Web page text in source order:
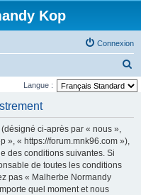
Kop
Connexion
e
Langue :
ci-après par « nous »,
», « https://forum.mnk96.com »),
des conditions suivantes. Si
de toutes les conditions
pas « Malherbe Normandy
quel moment et nous